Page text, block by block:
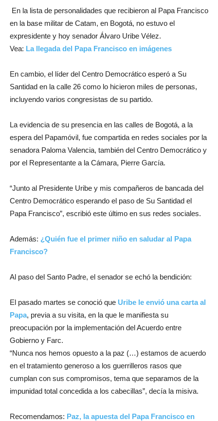
En la lista de personalidades que recibieron al Papa Francisco
en la base militar de Catam, en Bogotá, no estuvo el
expresidente y hoy senador Álvaro Uribe Vélez.
Vea: La llegada del Papa Francisco en imágenes
En cambio, el líder del Centro Democrático esperó a Su
Santidad en la calle 26 como lo hicieron miles de personas,
incluyendo varios congresistas de su partido.
La evidencia de su presencia en las calles de Bogotá, a la
espera del Papamóvil, fue compartida en redes sociales por la
senadora Paloma Valencia, también del Centro Democrático y
por el Representante a la Cámara, Pierre García.
“Junto al Presidente Uribe y mis compañeros de bancada del
Centro Democrático esperando el paso de Su Santidad el
Papa Francisco”, escribió este último en sus redes sociales.
Además: ¿Quién fue el primer niño en saludar al Papa
Francisco?
Al paso del Santo Padre, el senador se echó la bendición:
El pasado martes se conoció que Uribe le envió una carta al
Papa, previa a su visita, en la que le manifiesta su
preocupación por la implementación del Acuerdo entre
Gobierno y Farc.
“Nunca nos hemos opuesto a la paz (…) estamos de acuerdo
en el tratamiento generoso a los guerrilleros rasos que
cumplan con sus compromisos, tema que separamos de la
impunidad total concedida a los cabecillas”, decía la misiva.
Recomendamos: Paz, la apuesta del Papa Francisco en